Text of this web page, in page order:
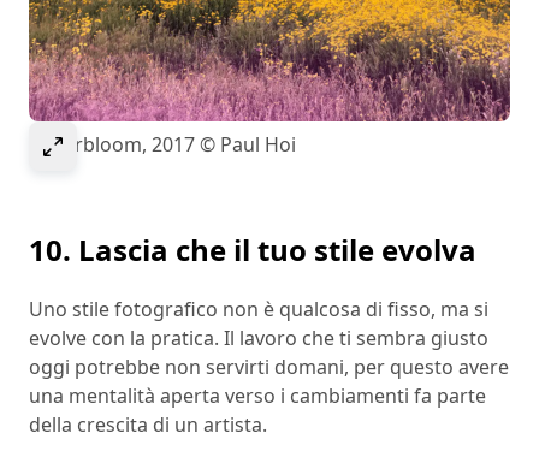
Select to expand image
Superbloom, 2017 © Paul Hoi
10. Lascia che il tuo stile evolva
Uno stile fotografico non è qualcosa di fisso, ma si
evolve con la pratica. Il lavoro che ti sembra giusto
oggi potrebbe non servirti domani, per questo avere
una mentalità aperta verso i cambiamenti fa parte
della crescita di un artista.